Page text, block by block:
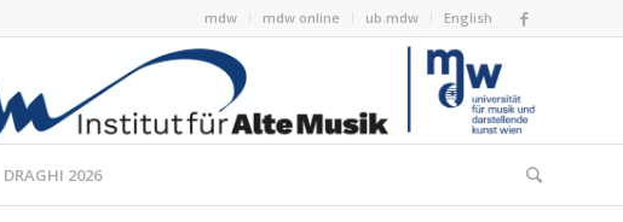
mdw mdw online ub.mdw English
DRAGHI 2026